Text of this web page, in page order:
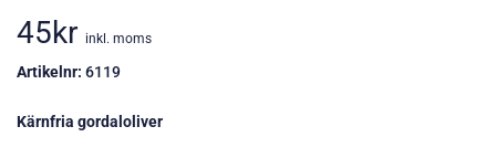
45kr inkl. moms
Artikelnr: 6119
Kärnfria gordaloliver